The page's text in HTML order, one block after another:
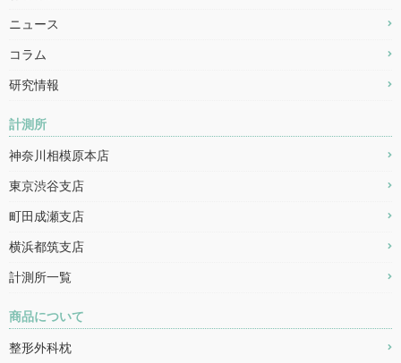
ニュース
コラム
研究情報
計測所
神奈川相模原本店
東京渋谷支店
町田成瀬支店
横浜都筑支店
計測所一覧
商品について
整形外科枕